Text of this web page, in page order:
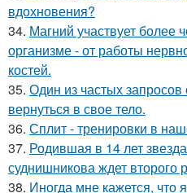
вдохновения?
34. Магний участвует более
организме - от работы
костей.
35. Один из частых запросов
вернуться в свое тело.
36. Сплит - тренировки в
37. Родившая в 14 лет
суднишникова ждет второго
38. Иногда мне кажется, что